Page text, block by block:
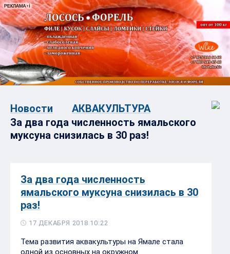
Новости
АКВАКУЛЬТУРА
За два года численность ямальского
муксуна снизилась в 30 раз!
За два года численность
ямальского муксуна снизилась в 30
раз!
17 ДЕКАБРЯ 2018 10:22
Тема развития аквакультуры на Ямале стала
одной из основных на окружном